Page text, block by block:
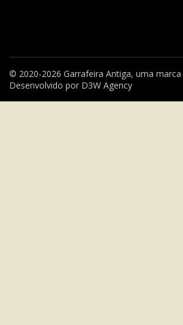
© 2020-2026 Garrafeira Antiga, uma marca
Desenvolvido por D3W Agency